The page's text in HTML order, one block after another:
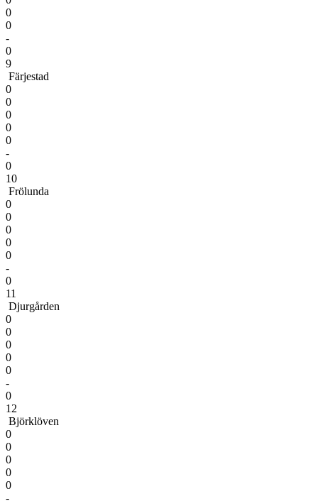
0
0
-
0
9
Färjestad
0
0
0
0
0
-
0
10
Frölunda
0
0
0
0
0
-
0
11
Djurgården
0
0
0
0
0
-
0
12
Björklöven
0
0
0
0
0
-